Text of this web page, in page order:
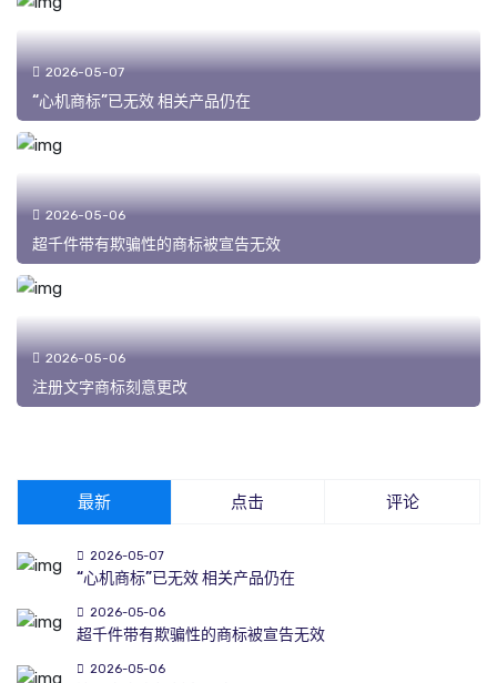
2026-05-07
“心机商标”已无效 相关产品仍在
2026-05-06
超千件带有欺骗性的商标被宣告无效
2026-05-06
注册文字商标刻意更改
最新 点击 评论
2026-05-07
“心机商标”已无效 相关产品仍在
2026-05-06
超千件带有欺骗性的商标被宣告无效
2026-05-06